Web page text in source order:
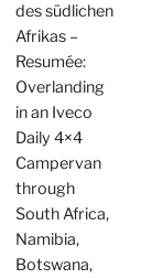
des südlichen
Afrikas –
Resumée:
Overlanding
in an Iveco
Daily 4×4
Campervan
through
South Africa,
Namibia,
Botswana,